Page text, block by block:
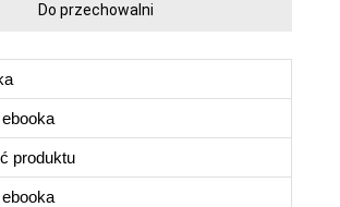
Do przechowalni
ebooka
produktu
ebooka